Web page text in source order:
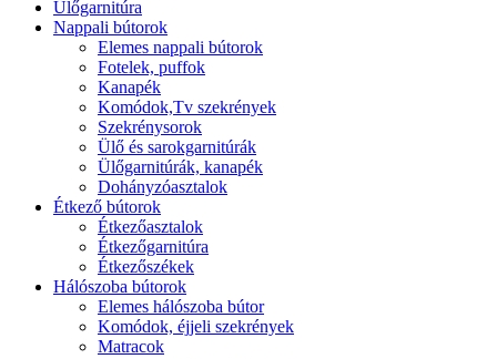
Ülőgarnitúra
Nappali bútorok
Elemes nappali bútorok
Fotelek, puffok
Kanapék
Komódok,Tv szekrények
Szekrénysorok
Ülő és sarokgarnitúrák
Ülőgarnitúrák, kanapék
Dohányzóasztalok
Étkező bútorok
Étkezőasztalok
Étkezőgarnitúra
Étkezőszékek
Hálószoba bútorok
Elemes hálószoba bútor
Komódok, éjjeli szekrények
Matracok